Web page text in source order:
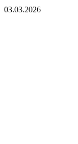
03.03.2026